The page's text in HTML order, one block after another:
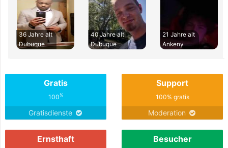
36 Jahre alt
Dubuque
40 Jahre alt
Dubuque
21 Jahre alt
Ankeny
Gratis
100%
Gratisdienste
Support
100% gratis
Moderation
Ernsthaft Besucher